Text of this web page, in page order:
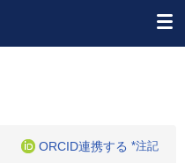
ORCID連携する *注記